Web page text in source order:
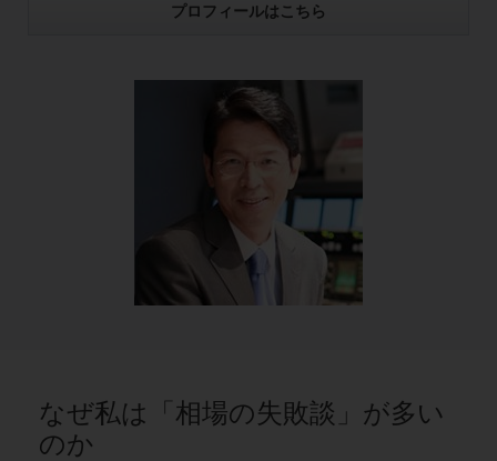
プロフィールはこちら
なぜ私は「相場の失敗談」が多い
のか